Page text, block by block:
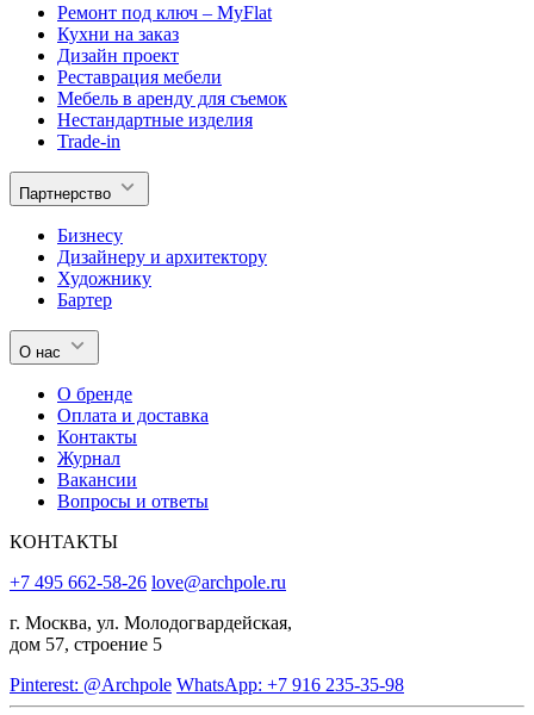
Ремонт под ключ – MyFlat
Кухни на заказ
Дизайн проект
Реставрация мебели
Мебель в аренду для съемок
Нестандартные изделия
Trade-in
Партнерство
Бизнесу
Дизайнеру и архитектору
Художнику
Бартер
О нас
О бренде
Оплата и доставка
Контакты
Журнал
Вакансии
Вопросы и ответы
КОНТАКТЫ
+7 495 662-58-26 love@archpole.ru
г. Москва, ул. Молодогвардейская,
дом 57, строение 5
Pinterest: @Archpole WhatsApp: +7 916 235-35-98